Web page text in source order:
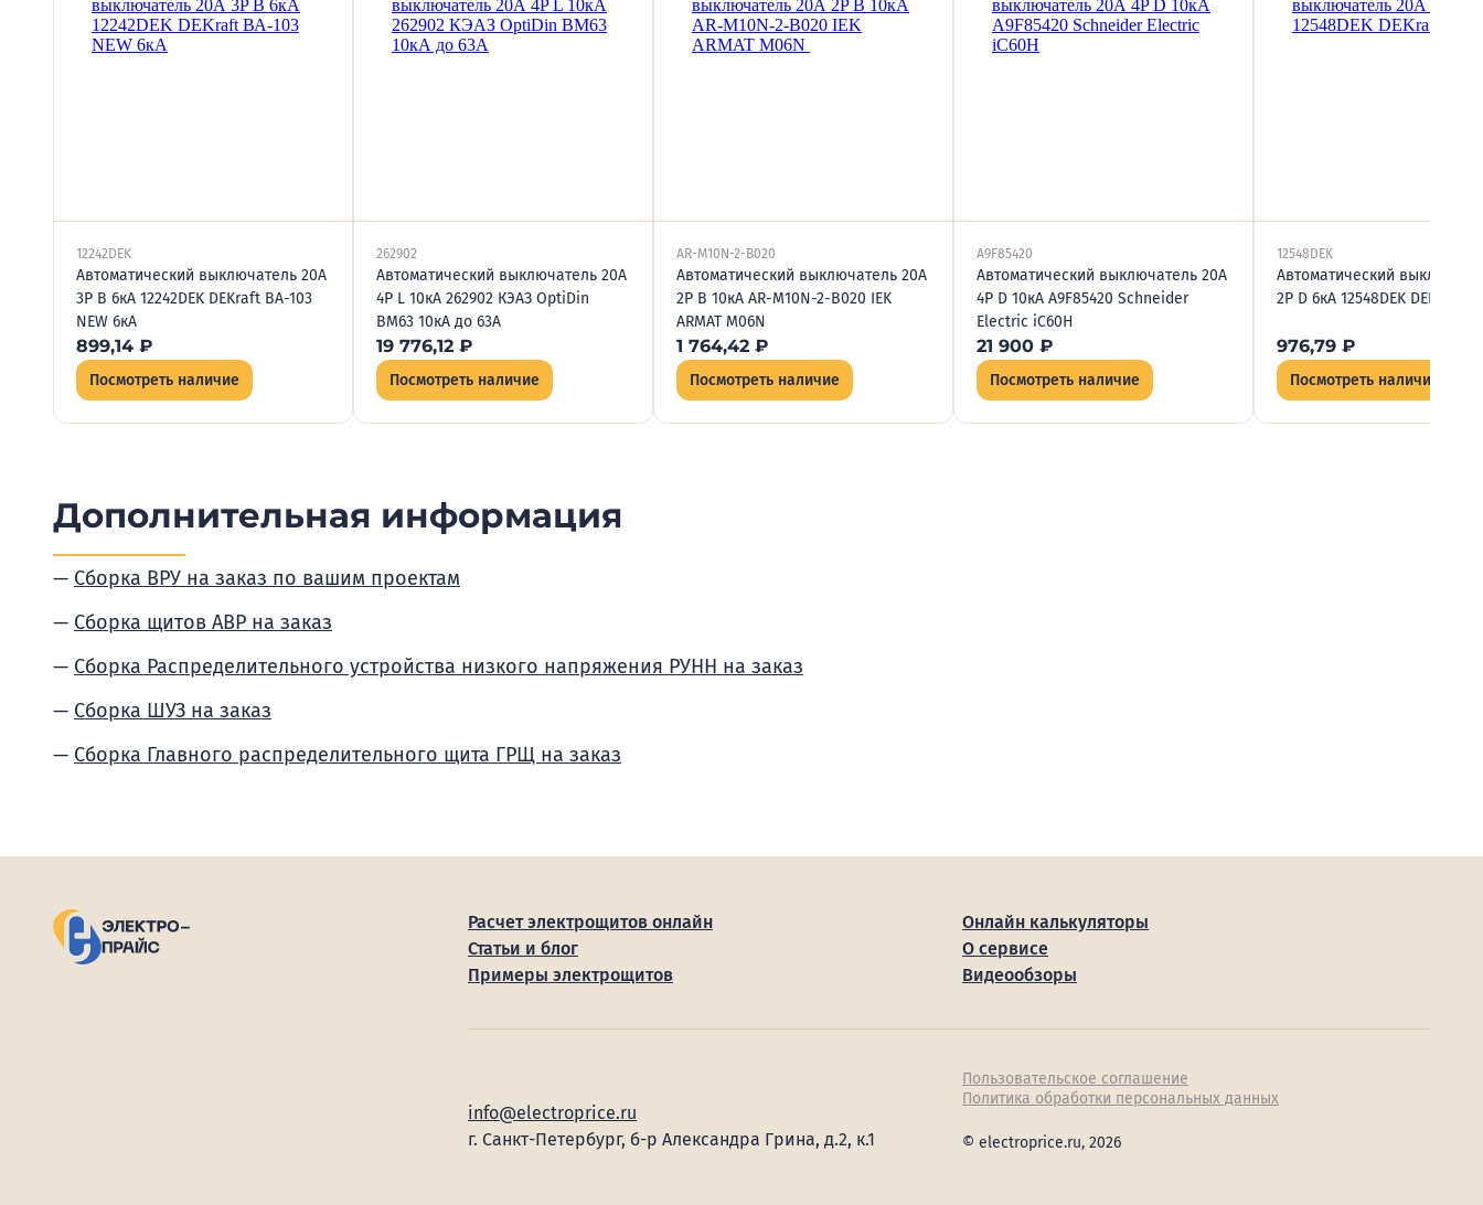
12242DEK
Автоматический выключатель 20А
3P B 6кА 12242DEK DEKraft ВА-103
NEW 6кА
899,14 ₽
Посмотреть наличие
262902
Автоматический выключатель 20А
4P L 10кА 262902 КЭАЗ OptiDin
BM63 10кА до 63А
19 776,12 ₽
Посмотреть наличие
AR-M10N-2-B020
Автоматический выключатель 20А
2P B 10кА AR-M10N-2-B020 IEK
ARMAT M06N
1 764,42 ₽
Посмотреть наличие
A9F85420
Автоматический выключатель 20А
4P D 10кА A9F85420 Schneider
Electric iC60H
21 900 ₽
Посмотреть наличие
12548DEK
Автоматический
2P D 6кА 12548DEK DEKraft
976,79 ₽
Посмотреть наличие
Дополнительная информация
Сборка ВРУ на заказ по вашим проектам
Сборка щитов АВР на заказ
Сборка Распределительного устройства низкого напряжения РУНН на заказ
Сборка ШУЗ на заказ
Сборка Главного распределительного щита ГРЩ на заказ
Расчет электрощитов онлайн
Онлайн калькуляторы
Статьи и блог
О сервисе
Примеры электрощитов
Видеообзоры
info@electroprice.ru
г. Санкт-Петербург, б-р Александра Грина, д.2, к.1
Пользовательское соглашение
Политика обработки персональных данных
© electroprice.ru, 2026